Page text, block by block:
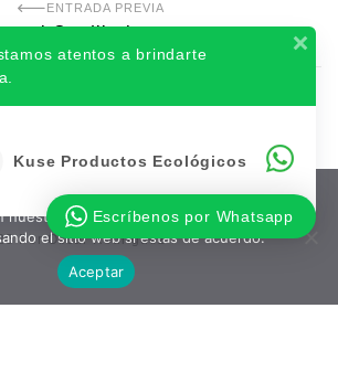
ENTRADA PREVIA
el Cepillado en seco
en seco
PorOscar Rodríguez
para asegurar que te damos la mejor
nuestra web. Te invitamos a 'aceptar' y
el sitio web si estás de acuerdo.
Aceptar
atentos a brindarte
Kuse Productos Ecológicos
Escríbenos por Whatsapp